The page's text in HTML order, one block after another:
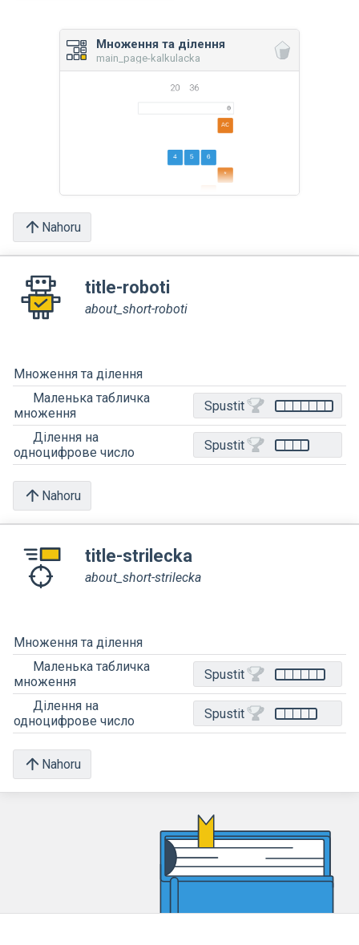
Множення та ділення
main_page-kalkulacka
Nahoru
title-roboti
about_short-roboti
Множення та ділення
Маленька табличка
множення
Spustit
Ділення на
одноцифрове число
Spustit
Nahoru
title-strilecka
about_short-strilecka
Множення та ділення
Маленька табличка
множення
Spustit
Ділення на
одноцифрове число
Spustit
Nahoru